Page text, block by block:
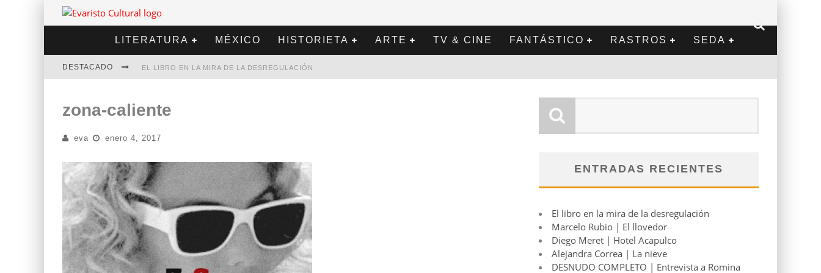
LITERATURA MÉXICO HISTORIETA ARTE TV & CINE FANTÁSTICO RASTROS SEDA
DESTACADO EL LIBRO EN LA MIRA DE LA DESREGULACIÓN
DIEGO MERET | HOTEL ACAPULCO
ALEJANDRA CORREA | LA NIEVE
zona-caliente
eva enero 4, 2017
ENTRADAS RECIENTES
El libro en la mira de la desregulación
Marcelo Rubio | El llovedor
Diego Meret | Hotel Acapulco
Alejandra Correa | La nieve
DESNUDO COMPLETO | Entrevista a Romina